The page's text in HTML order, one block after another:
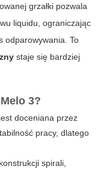
grzałki pozwala
liquidu, ograniczając
odparowywania. To
staje się bardziej
3?
doceniana przez
pracy, dlatego
spirali,